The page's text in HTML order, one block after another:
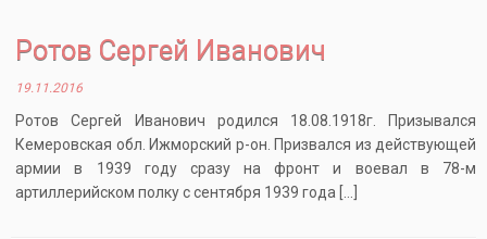
Ротов Сергей Иванович
19.11.2016
Ротов Сергей Иванович родился 18.08.1918г. Призывался
Кемеровская обл. Ижморский р-он. Призвался из действующей
армии в 1939 году сразу на фронт и воевал в 78-м
артиллерийском полку с сентября 1939 года […]